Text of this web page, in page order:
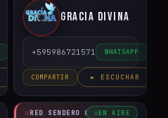
Gracia Divina
+595986721571 WHATSAPP
COMPARTIR ► ESCUCHAR
RED SENDERO CRISTIANO
EN AIRE